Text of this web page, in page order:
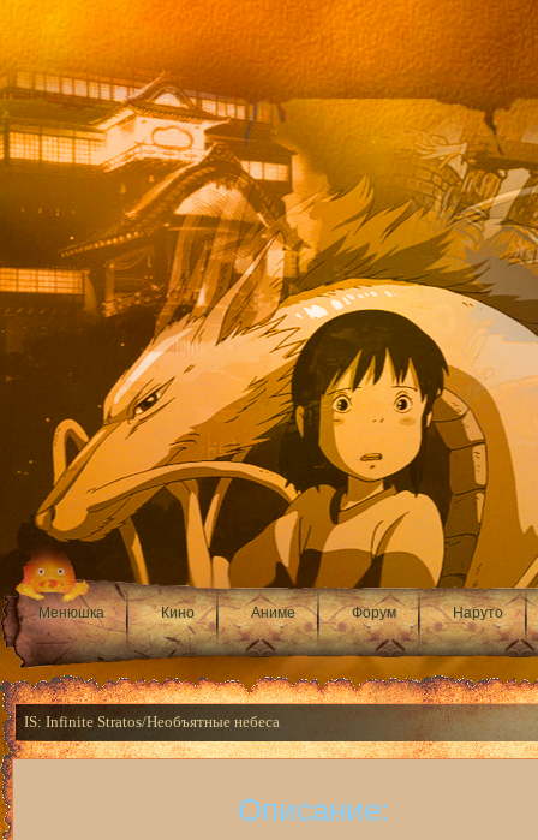
Менюшка Кино Аниме Форум Наруто
IS: Infinite Stratos/Необъятные небеса
Описание: